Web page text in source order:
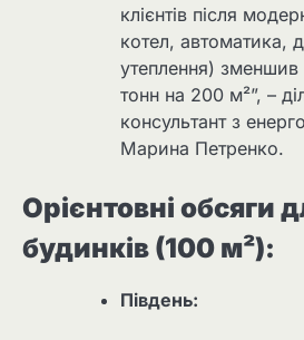
клієнтів після
котел, автоматика,
утеплення)
тонн на 200 м²”, –
консультант з
Марина Петренко.
Орієнтовні обсяги
будинків (100 м²):
Південь: